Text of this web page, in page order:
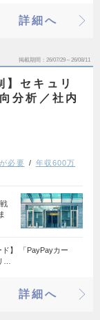
詳細へ
掲載期間 26/07/29～26/08/11
】セキュリ
分析／社内
必要
年収600万
ド】 「PayPayカー
…
詳細へ